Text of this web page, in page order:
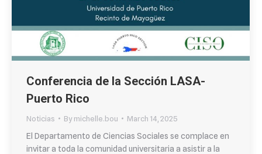
Conferencia de la Sección LASA-
Puerto Rico
Noticias Bymichelle.bou
March 14, 2025
El Departamento de Ciencias Sociales se complace en
invitar a toda la comunidad universitaria a asistir a la